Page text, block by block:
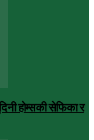
होम्सकी सेफिका र